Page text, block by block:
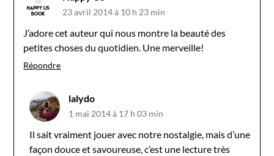
23 avril 2014 à 10 h 23 min
J’adore cet auteur qui nous montre la beauté des
petites choses du quotidien. Une merveille!
Répondre
lalydo
1 mai 2014 à 17 h 03 min
Il sait vraiment jouer avec notre nostalgie, mais d’une
façon douce et savoureuse, c’est une lecture très